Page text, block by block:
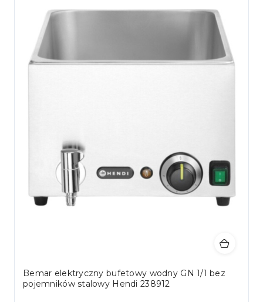
Bemar elektryczny bufetowy wodny GN 1/1 bez
pojemników stalowy Hendi 238912